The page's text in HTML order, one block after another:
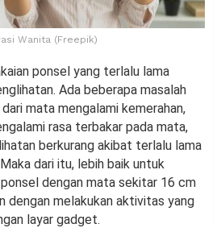
Wanita (Freepik)
ponsel yang terlalu lama
Ada beberapa masalah
mata mengalami kemerahan,
rasa terbakar pada mata,
berkurang akibat terlalu lama
dari itu, lebih baik untuk
dengan mata sekitar 16 cm
dengan melakukan aktivitas yang
layar gadget.